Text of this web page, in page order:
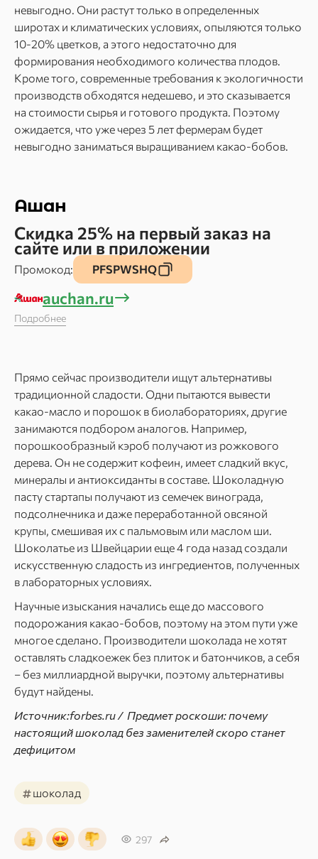
невыгодно. Они растут только в определенных
широтах и климатических условиях, опыляются только
10-20% цветков, а этого недостаточно для
формирования необходимого количества плодов.
Кроме того, современные требования к экологичности
производств обходятся недешево, и это сказывается
на стоимости сырья и готового продукта. Поэтому
ожидается, что уже через 5 лет фермерам будет
невыгодно заниматься выращиванием какао-бобов.
Ашан
Скидка 25% на первый заказ на
сайте или в приложении
Промокод: PFSPWSHQ
auchan.ru
Подробнее
Прямо сейчас производители ищут альтернативы
традиционной сладости. Одни пытаются вывести
какао-масло и порошок в биолабораториях, другие
занимаются подбором аналогов. Например,
порошкообразный кэроб получают из рожкового
дерева. Он не содержит кофеин, имеет сладкий вкус,
минералы и антиоксиданты в составе. Шоколадную
пасту стартапы получают из семечек винограда,
подсолнечника и даже переработанной овсяной
крупы, смешивая их с пальмовым или маслом ши.
Шоколатье из Швейцарии еще 4 года назад создали
искусственную сладость из ингредиентов, полученных
в лабораторных условиях.
Научные изыскания начались еще до массового
подорожания какао-бобов, поэтому на этом пути уже
многое сделано. Производители шоколада не хотят
оставлять сладкоежек без плиток и батончиков, а себя
– без миллиардной выручки, поэтому альтернативы
будут найдены.
Источник:forbes.ru / Предмет роскоши: почему
настоящий шоколад без заменителей скоро станет
дефицитом
#шоколад
297